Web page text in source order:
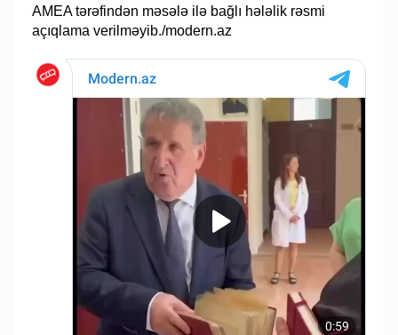
AMEA tərəfindən məsələ ilə bağlı hələlik rəsmi
açıqlama verilməyib./modern.az